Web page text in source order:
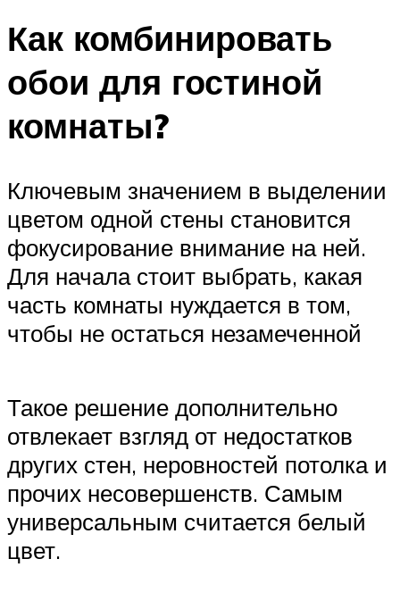
Как комбинировать
обои для гостиной
комнаты?
Ключевым значением в выделении
цветом одной стены становится
фокусирование внимание на ней.
Для начала стоит выбрать, какая
часть комнаты нуждается в том,
чтобы не остаться незамеченной
Такое решение дополнительно
отвлекает взгляд от недостатков
других стен, неровностей потолка и
прочих несовершенств. Самым
универсальным считается белый
цвет.